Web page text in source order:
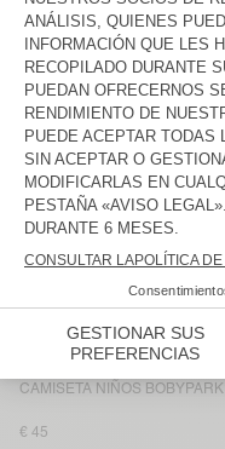
CAMISETA NIÑOS PYMAZ
CAMISETA NIÑOS FIZVALLEY
€ 55
CAMISETA NIÑOS SONOMA
€ 35
CAMISETA NIÑOS BOBYPARK
CAMISETA NIÑOS BOBYPARK
€ 45